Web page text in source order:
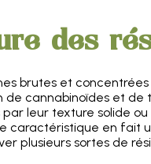
des
brutes et
cannabinoïdes et
par leur texture solide
caractéristique en
plusieurs sortes de